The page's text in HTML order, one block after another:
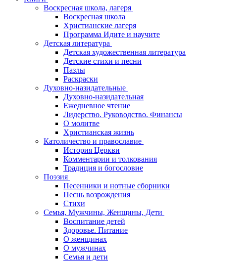
Воскресная школа, лагеря
Воскресная школа
Христианские лагеря
Программа Идите и научите
Детская литература
Детская художественная литература
Детские стихи и песни
Пазлы
Раскраски
Духовно-назидательные
Духовно-назидательная
Ежедневное чтение
Лидерство. Руководство. Финансы
О молитве
Христианская жизнь
Католичество и православие
История Церкви
Комментарии и толкования
Традиция и богословие
Поэзия
Песенники и нотные сборники
Песнь возрождения
Стихи
Семья, Мужчины, Женщины, Дети
Воспитание детей
Здоровье. Питание
О женщинах
О мужчинах
Семья и дети